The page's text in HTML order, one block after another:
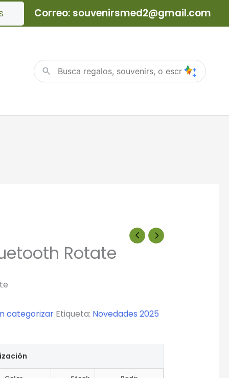
Correo: souvenirsmed2@gmail.com
Rotate
categorizar Etiqueta: Novedades 2025